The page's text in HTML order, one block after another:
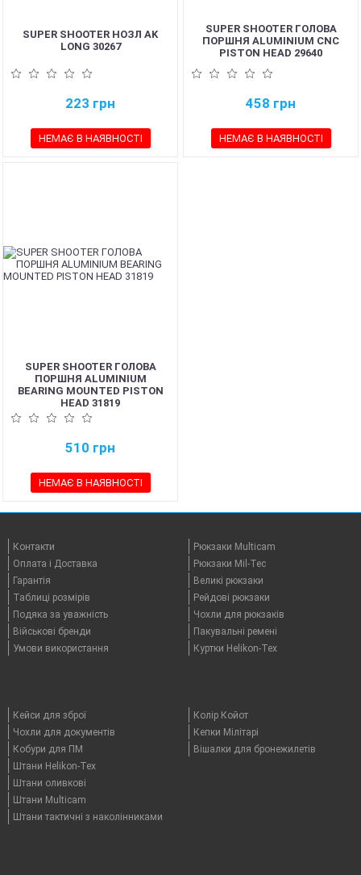
SUPER SHOOTER НОЗЛ АK
LONG 30267
223 грн
НЕМАЄ В НАЯВНОСТІ
SUPER SHOOTER ГОЛОВА
ПОРШНЯ ALUMINIUM CNC
PISTON HEAD 29640
458 грн
НЕМАЄ В НАЯВНОСТІ
SUPER SHOOTER ГОЛОВА
ПОРШНЯ ALUMINIUM
BEARING MOUNTED PISTON
HEAD 31819
510 грн
НЕМАЄ В НАЯВНОСТІ
Контакти
Оплата i Доставка
Гарантія
Таблицi розмірів
Подяка за уважність
Військові бренди
Умови використання
Рюкзаки Multicam
Рюкзаки Mil-Tec
Великі рюкзаки
Рейдові рюкзаки
Чохли для рюкзаків
Пакувальні ремені
Куртки Helikon-Tex
Кейси для зброї
Чохли для документів
Кобури для ПМ
Штани Helikon-Tex
Штани оливкові
Штани Multicam
Штани тактичні з наколінниками
Колір Койот
Кепки Мілітарі
Вішалки для бронежилетів